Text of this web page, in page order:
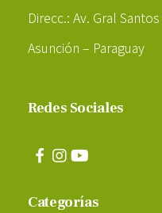
Direcc.: Av. Gral
Asunción – Paraguay
Redes Sociales
Categorías